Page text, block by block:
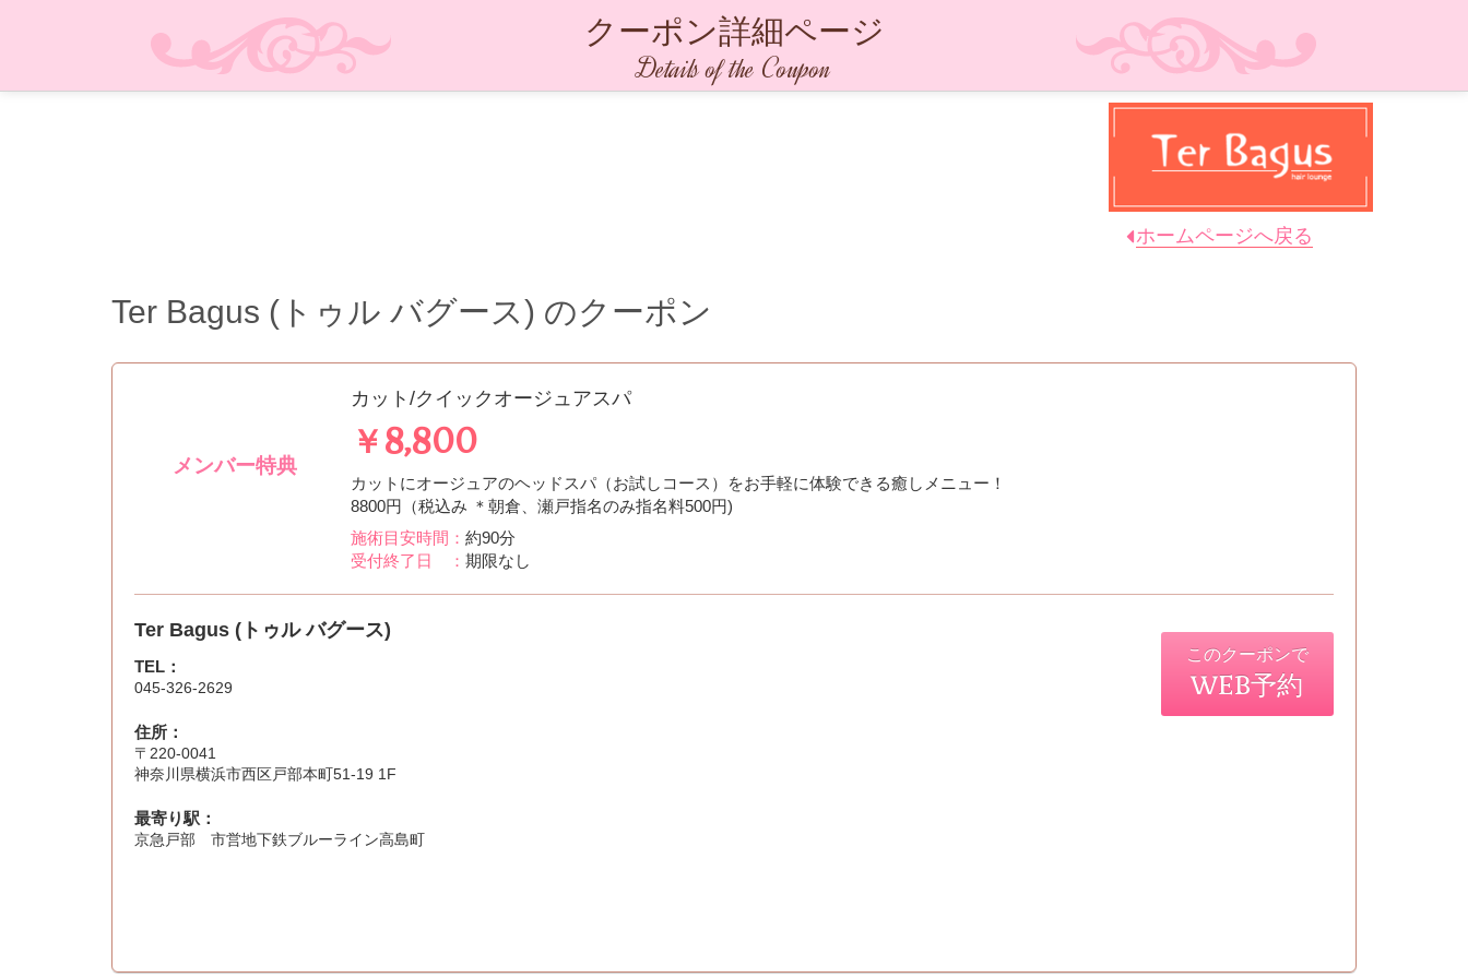
クーポン詳細ページ
Details of the Coupon
ホームページへ戻る
Ter Bagus (トゥル バグース) のクーポン
メンバー特典
カット/クイックオージュアスパ
￥8,800
カットにオージュアのヘッドスパ（お試しコース）をお手軽に体験できる癒しメニュー！
8800円（税込み ＊朝倉、瀬戸指名のみ指名料500円)
施術目安時間： 約90分
受付終了日 ： 期限なし
Ter Bagus (トゥル バグース)
TEL：
045-326-2629
住所：
〒220-0041
神奈川県横浜市西区戸部本町51-19 1F
最寄り駅：
京急戸部 市営地下鉄ブルーライン高島町
このクーポンで
WEB予約